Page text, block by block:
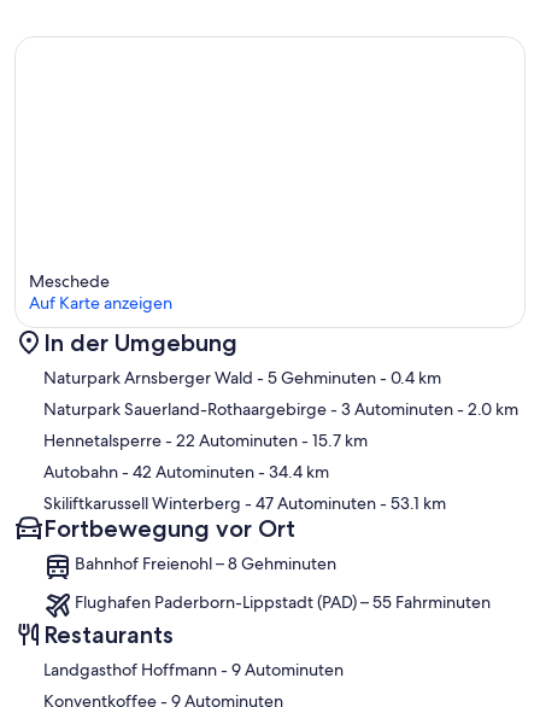
Karte
Meschede
Auf Karte anzeigen
In der Umgebung
Naturpark Arnsberger Wald - 5 Gehminuten- 0.4 km
Naturpark Sauerland-Rothaargebirge- 3 Autominuten- 2.0 km
Hennetalsperre- 22 Autominuten- 15.7 km
Autobahn- 42 Autominuten- 34.4 km
Skiliftkarussell Winterberg - 47 Autominuten- 53.1 km
Fortbewegung vor Ort
Bahnhof Freienohl – 8 Gehminuten
Flughafen Paderborn-Lippstadt (PAD) – 55 Fahrminuten
Restaurants
‪Landgasthof Hoffmann - ‬9 Autominuten
‪Konventkoffee - ‬9 Autominuten